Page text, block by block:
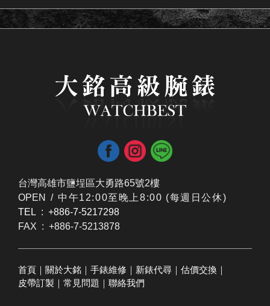
台灣高雄市鹽埕區大勇路65號2樓
OPEN / ​中午12:00至晚上8:00 (每週日公休)
TEL : +886-7-5217298
FAX : +886-7-5213878
首頁 ｜ 關於大銘 ｜ 手錶維修 ｜ 新錶代尋 ｜ 估價交換 ｜
皮帶訂製 ｜ 常見問題 ｜ 聯絡我們